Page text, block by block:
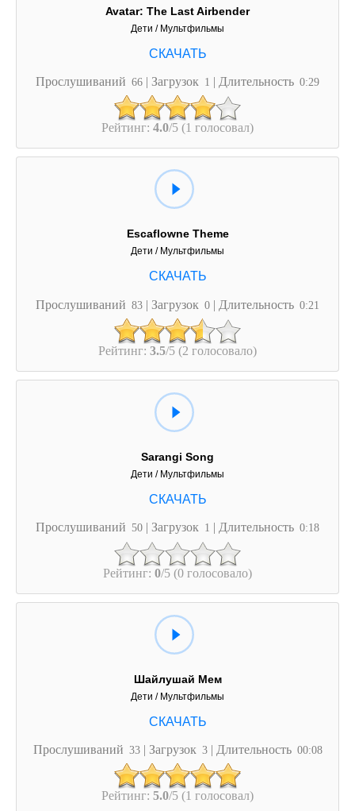
Avatar: The Last Airbender
Дети / Мультфильмы
Прослушиваний 66 | Загрузок 1 | Длительность 0:29
Рейтинг: 4.0/5 (1 голосовал)
Escaflowne Theme
Дети / Мультфильмы
Прослушиваний 83 | Загрузок 0 | Длительность 0:21
Рейтинг: 3.5/5 (2 голосовало)
Sarangi Song
Дети / Мультфильмы
Прослушиваний 50 | Загрузок 1 | Длительность 0:18
Рейтинг: 0/5 (0 голосовало)
Шайлушай Мем
Дети / Мультфильмы
Прослушиваний 33 | Загрузок 3 | Длительность 00:08
Рейтинг: 5.0/5 (1 голосовал)